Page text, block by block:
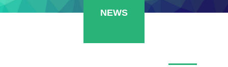
NEWS